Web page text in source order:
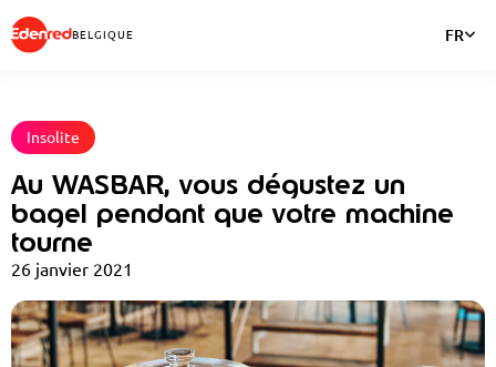
BELGIQUE FR
Insolite
Au WASBAR, vous dégustez un
bagel pendant que votre machine
tourne
26 janvier 2021